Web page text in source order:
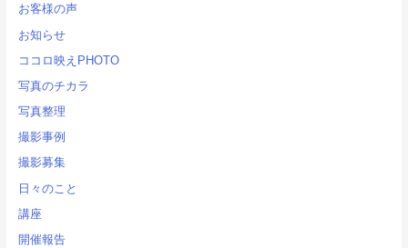
お客様の声
お知らせ
ココロ映えPHOTO
写真のチカラ
写真整理
撮影事例
撮影募集
日々のこと
講座
開催報告